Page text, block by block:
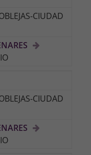
CIUDAD
CIUDAD